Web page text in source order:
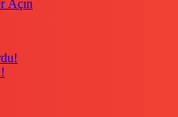
Açın